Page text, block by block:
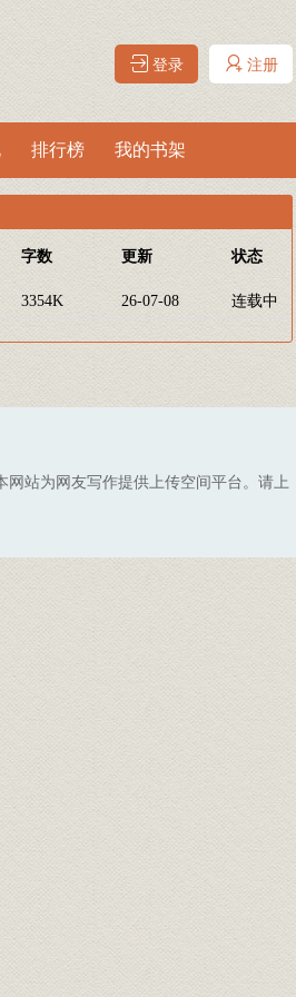
登录 注册
排行榜 我的书架
字数 更新 状态
3354K 26-07-08 连载中
站为网友写作提供上传空间平台。请上